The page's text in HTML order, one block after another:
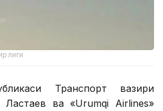
Транспорт вазири
Ластаев ва «Urumqi Airlines»